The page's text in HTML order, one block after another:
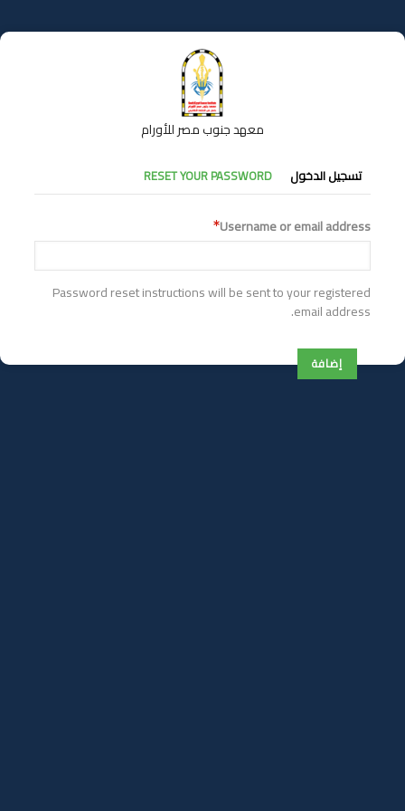
إلى
المحتوى
معهد جنوب مصر للأورام
التبويبات
الأساسية
تسجيل الدخول RESET YOUR PASSWORD
Username or email address
Password reset instructions will be sent to your registered
email address.